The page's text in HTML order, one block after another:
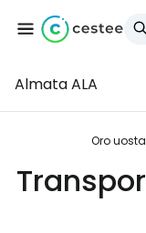
Almata ALA
Oro
... pasaulinė